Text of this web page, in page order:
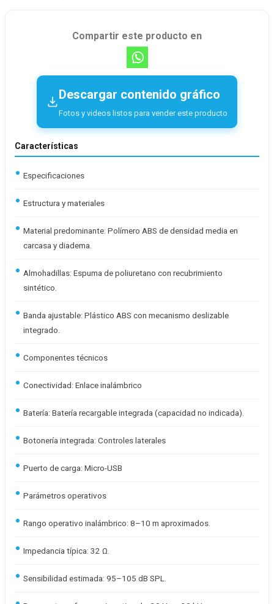
Compartir este producto en
Descargar contenido gráfico
Fotos y videos listos para vender este producto
Características
Especificaciones
Estructura y materiales
Material predominante: Polímero ABS de densidad media en
carcasa y diadema.
Almohadillas: Espuma de poliuretano con recubrimiento
sintético.
Banda ajustable: Plástico ABS con mecanismo deslizable
integrado.
Componentes técnicos
Conectividad: Enlace inalámbrico
Batería: Batería recargable integrada (capacidad no indicada).
Botonería integrada: Controles laterales
Puerto de carga: Micro-USB
Parámetros operativos
Rango operativo inalámbrico: 8–10 m aproximados.
Impedancia típica: 32 Ω.
Sensibilidad estimada: 95–105 dB SPL.